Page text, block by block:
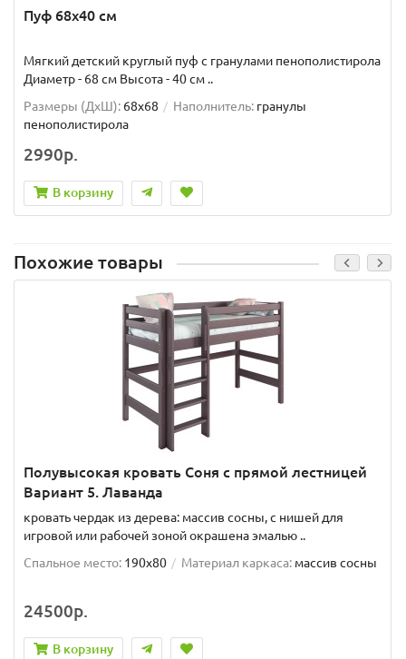
Пуф 68x40 см
Мягкий детский круглый пуф с гранулами пенополистирола
Диаметр - 68 см Высота - 40 см ..
Размеры (ДxШ): 68x68 Наполнитель: гранулы
пенополистирола
2990р.
В корзину
Похожие товары
Полувысокая кровать Соня с прямой лестницей
Вариант 5. Лаванда
кровать чердак из дерева: массив сосны, с нишей для
игровой или рабочей зоной окрашена эмалью ..
Спальное место: 190x80 Материал каркаса: массив сосны
24500р.
В корзину